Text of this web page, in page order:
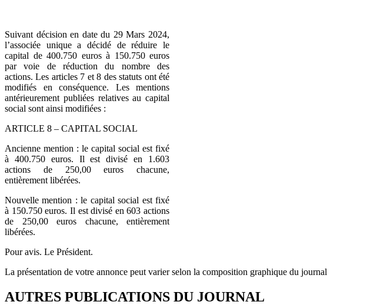
Suivant décision en date du 29 Mars 2024,
l’associée unique a décidé de réduire le
capital de 400.750 euros à 150.750 euros
par voie de réduction du nombre des
actions. Les articles 7 et 8 des statuts ont été
modifiés en conséquence. Les mentions
antérieurement publiées relatives au capital
social sont ainsi modifiées :
ARTICLE 8 – CAPITAL SOCIAL
Ancienne mention : le capital social est fixé
à 400.750 euros. Il est divisé en 1.603
actions de 250,00 euros chacune,
entièrement libérées.
Nouvelle mention : le capital social est fixé
à 150.750 euros. Il est divisé en 603 actions
de 250,00 euros chacune, entièrement
libérées.
Pour avis. Le Président.
La présentation de votre annonce peut varier selon la composition graphique du journal
AUTRES PUBLICATIONS DU JOURNAL